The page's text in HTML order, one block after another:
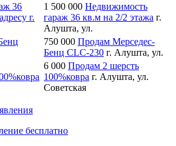
1 500 000 Недвижимость
гараж 36 кв.м на 2/2 этажа г.
Алушта, ул.
750 000 Продам Мерседес-
Бенц CLC-230 г. Алушта, ул.
6 000 Продам 2 шерсть
100%ковра г. Алушта, ул.
Советская
бесплатно